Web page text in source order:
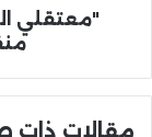
"معتقلي
مقالات ذات